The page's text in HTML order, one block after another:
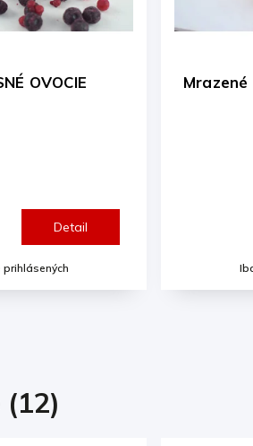
MANGO 40x75g
Iba pre prihlásených
(12)